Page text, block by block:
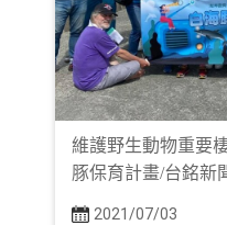
維護野生動物重要
豚保育計畫/台銘新
2021/07/03